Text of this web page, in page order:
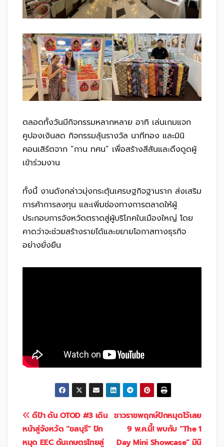
ตลอดทั้งวันมีกิจกรรมหลากหลาย อาทิ เล่นเกมแจก
คูปองเงินสด กิจกรรมลุ้นรางวัล นาทีทอง และมินิ
คอนเสิร์ตจาก “กาน ทศน” เพื่อสร้างสีสันและดึงดูดผู้
เข้าร่วมงาน
ทั้งนี้ งานดังกล่าวมุ่งกระตุ้นเศรษฐกิจฐานราก ส่งเสริม
การค้าการลงทุน และเพิ่มช่องทางการตลาดให้ผู้
ประกอบการจังหวัดตราดสู่ผู้บริโภคในเมืองใหญ่ โดย
คาดว่าจะช่วยสร้างรายได้และขยายโอกาสทางธุรกิจ
อย่างยั่งยืน
แนะแนว
เรื่อง
ชาวราชพฤกษ์ปักหมุดไว้เลย
9 พ.ค.นี้! พบกับ “The 1
Day Mini Showcase” มินิ
ดีป้า ดัน OTOD #3 เดิน
หน้าสู่จังหวัด “ชลบุรี” ปัก
หมุด EEC ดันเกษตรไทยสู่